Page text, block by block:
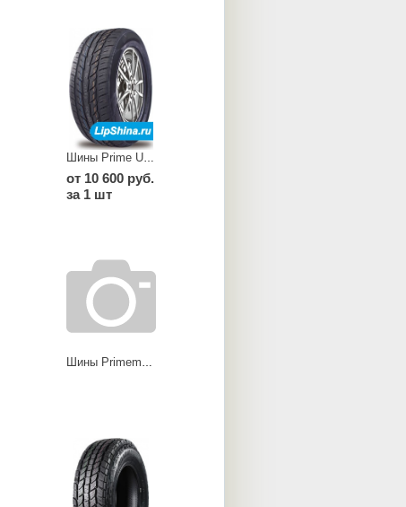
Шины Prime UHP 07
от 10 600 руб.
за 1 шт
Шины Primemarch H/T79